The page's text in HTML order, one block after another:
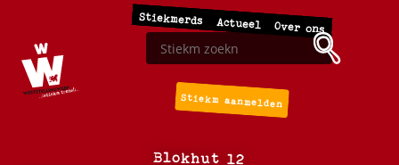
Stiekmerds Actueel Over ons
Stiekm aanmelden
Blokhut 12